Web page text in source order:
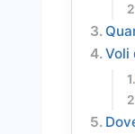
Voli